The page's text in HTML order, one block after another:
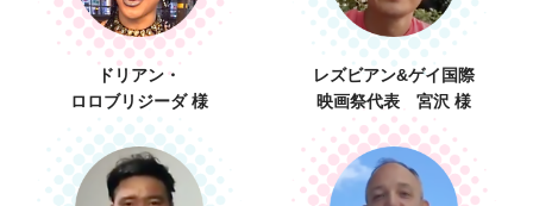
ドリアン・
ロロブリジーダ 様
レズビアン&ゲイ国際
映画祭代表 宮沢 様